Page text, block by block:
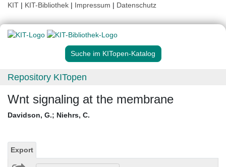
KIT | KIT-Bibliothek | Impressum | Datenschutz
Suche im KITopen-Katalog
Repository KITopen
Wnt signaling at the membrane
Davidson, G.; Niehrs, C.
Export